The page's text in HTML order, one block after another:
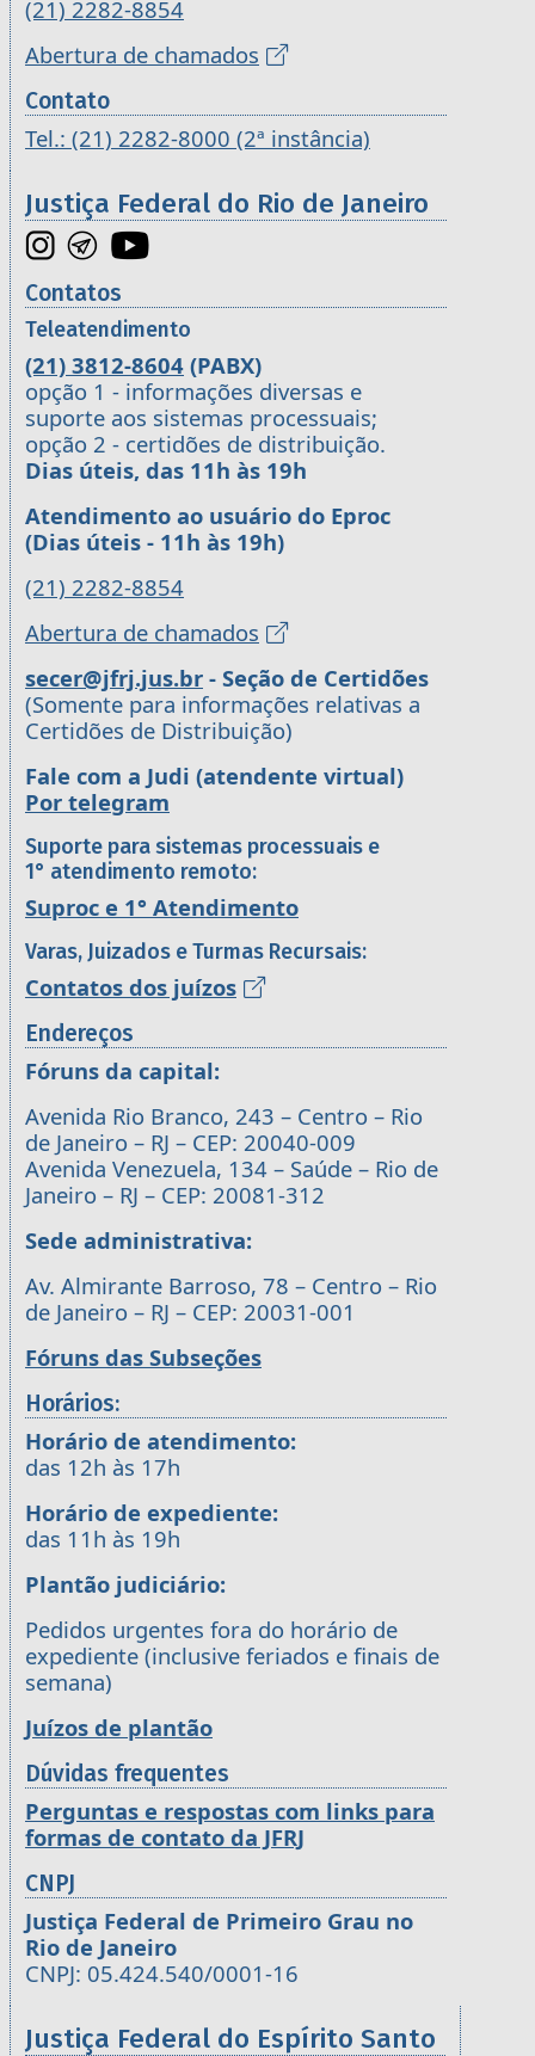
(21) 2282-8854
Abertura de chamados
Contato
Tel.: (21) 2282-8000 (2ª instância)
Justiça Federal do Rio de Janeiro
Contatos
Teleatendimento
(21) 3812-8604 (PABX)
opção 1 - informações diversas e
suporte aos sistemas processuais;
opção 2 - certidões de distribuição.
Dias úteis, das 11h às 19h
Atendimento ao usuário do Eproc
(Dias úteis - 11h às 19h)
(21) 2282-8854
Abertura de chamados
secer@jfrj.jus.br - Seção de Certidões
(Somente para informações relativas a
Certidões de Distribuição)
Fale com a Judi (atendente virtual)
Por telegram
Suporte para sistemas processuais e
1° atendimento remoto:
Suproc e 1° Atendimento
Varas, Juizados e Turmas Recursais:
Contatos dos juízos
Endereços
Fóruns da capital:
Avenida Rio Branco, 243 – Centro – Rio
de Janeiro – RJ – CEP: 20040-009
Avenida Venezuela, 134 – Saúde – Rio de
Janeiro – RJ – CEP: 20081-312
Sede administrativa:
Av. Almirante Barroso, 78 – Centro – Rio
de Janeiro – RJ – CEP: 20031-001
Fóruns das Subseções
Horários:
Horário de atendimento:
das 12h às 17h
Horário de expediente:
das 11h às 19h
Plantão judiciário:
Pedidos urgentes fora do horário de
expediente (inclusive feriados e finais de
semana)
Juízos de plantão
Dúvidas frequentes
Perguntas e respostas com links para
formas de contato da JFRJ
CNPJ
Justiça Federal de Primeiro Grau no
Rio de Janeiro
CNPJ: 05.424.540/0001-16
Justiça Federal do Espírito Santo